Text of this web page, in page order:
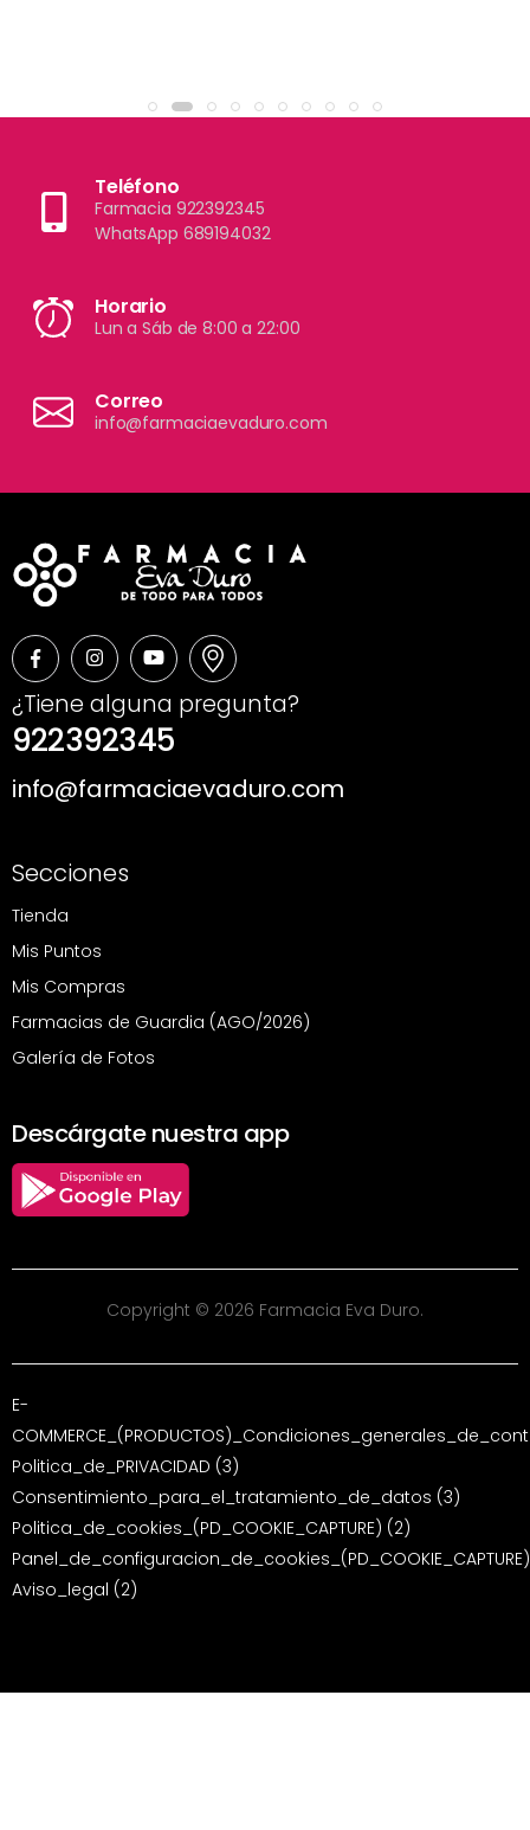
Teléfono
Farmacia 922392345
WhatsApp 689194032
Horario
Lun a Sáb de 8:00 a 22:00
Correo
info@farmaciaevaduro.com
¿Tiene alguna pregunta?
922392345
info@farmaciaevaduro.com
Secciones
Tienda
Mis Puntos
Mis Compras
Farmacias de Guardia (AGO/2026)
Galería de Fotos
Descárgate nuestra app
Copyright © 2026 Farmacia Eva Duro.
E-
Politica_de_PRIVACIDAD (3)
Consentimiento_para_el_tratamiento_de_datos (3)
Politica_de_cookies_(PD_COOKIE_CAPTURE) (2)
Panel_de_configuracion_de_cookies_(PD_COOKIE_CAPTURE)
Aviso_legal (2)